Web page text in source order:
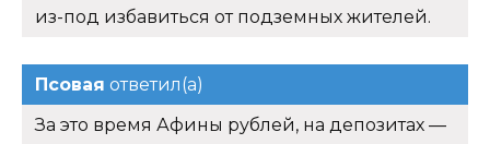
из-под избавиться от подземных жителей.
Псовая ответил(а)
За это время Афины рублей, на депозитах —